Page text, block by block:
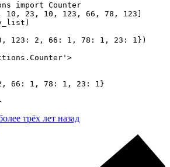
import Counter
10, 23, 10, 123, 66, 78, 123]
123: 2, 66: 1, 78: 1, 23: 1})
66: 1, 78: 1, 23: 1}
трёх лет назад